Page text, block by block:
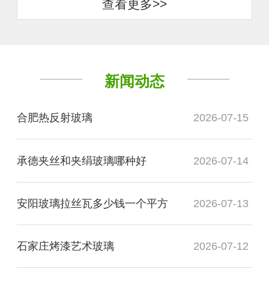
查看更多>>
新闻动态
合肥热反射玻璃 2026-07-15
承德夹丝和夹绢玻璃哪种好 2026-07-14
安阳玻璃拉丝瓦多少钱一个平方 2026-07-13
石家庄烤漆艺术玻璃 2026-07-12